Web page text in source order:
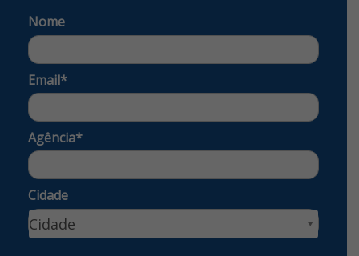
Nome
Email*
Agência*
Cidade
Cidade
Cidade